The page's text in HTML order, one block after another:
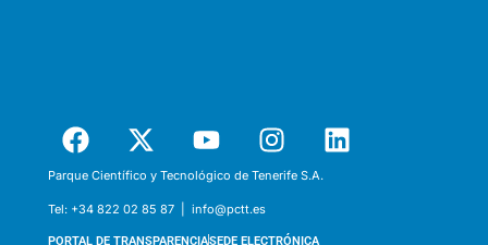
Parque Científico y Tecnológico de Tenerife S.A.
Tel: +34 822 02 85 87 | info@pctt.es
PORTAL DE TRANSPARENCIASEDE ELECTRÓNICA